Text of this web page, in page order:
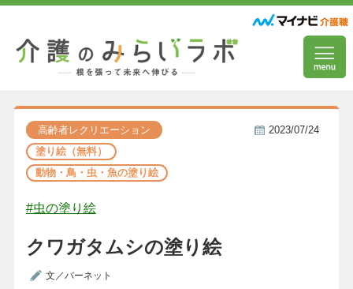
高齢者レクリエーション
塗り絵（無料）
動物・鳥・虫・魚の塗り絵
2023/07/24
#虫の塗り絵
クワガタムシの塗り絵
文／バーネット